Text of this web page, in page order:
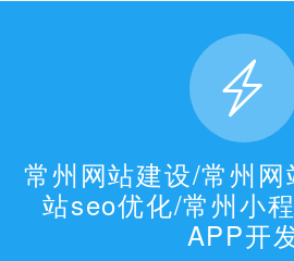
常州网站建设/常州
站seo优化/常州小
APP开